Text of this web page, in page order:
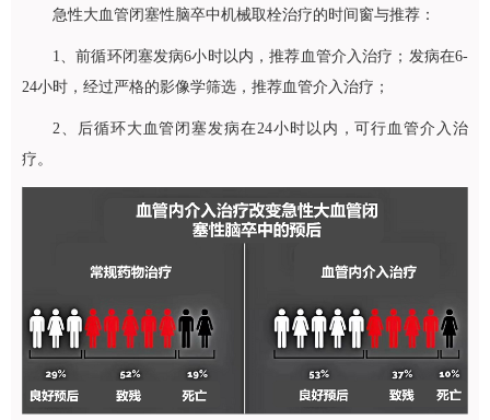
急性大血管闭塞性脑卒中机械取栓治疗的时间窗与推荐：
1、前循环闭塞发病6小时以内，推荐血管介入治疗；发病在6-
24小时，经过严格的影像学筛选，推荐血管介入治疗；
2、后循环大血管闭塞发病在24小时以内，可行血管介入治
疗。